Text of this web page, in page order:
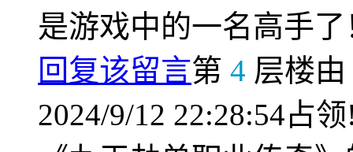
是游戏中的一名高手了
回复该留言第 4 层楼由
2024/9/12 22:28:54占